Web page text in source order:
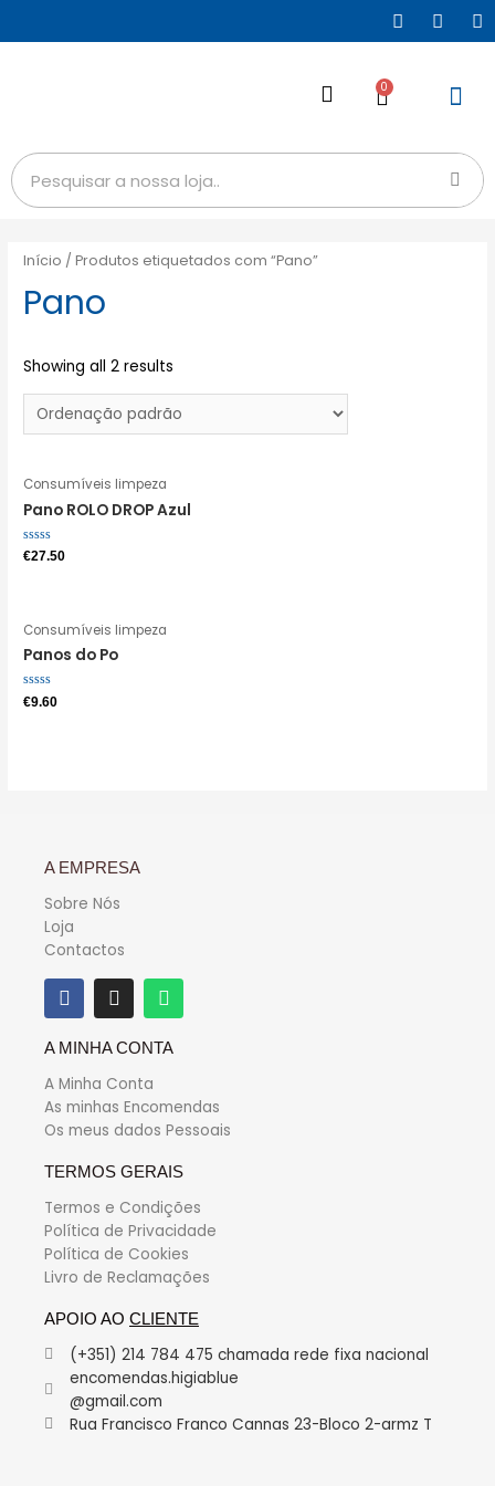
0
Início / Produtos etiquetados com “Pano”
Pano
Showing all 2 results
Consumíveis limpeza
Pano ROLO DROP Azul
Avaliação
€27.50
Consumíveis limpeza
Panos do Po
Avaliação
0
€9.60
A EMPRESA
Sobre Nós
Loja
Contactos
A MINHA CONTA
A Minha Conta
As minhas Encomendas
Os meus dados Pessoais
TERMOS GERAIS
Termos e Condições
Política de Privacidade
Política de Cookies
Livro de Reclamações
APOIO AO CLIENTE
(+351) 214 784 475 chamada rede fixa nacional
encomendas.higiablue
@gmail.com
Rua Francisco Franco Cannas 23-Bloco 2-armz T